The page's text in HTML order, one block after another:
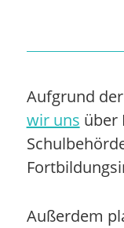
Aufgrund
wir uns über
Außerdem